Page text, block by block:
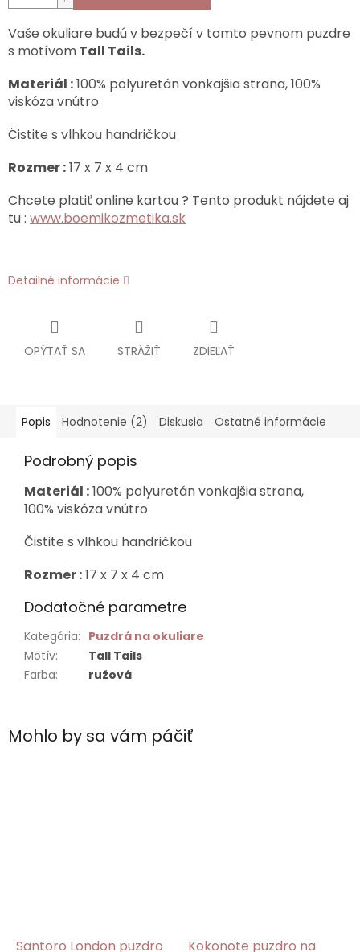
Vaše okuliare budú v bezpečí v tomto pevnom puzdre
s motívomTall Tails.
Materiál :100% polyuretán vonkajšia strana, 100%
viskóza vnútro
Čistite s vlhkou handričkou
Rozmer :17 x 7 x 4 cm
Chcete platiť online kartou ? Tento produkt nájdete aj
tu : www.boemikozmetika.sk
Detailné informácie
OPÝTAŤ SA STRÁŽIŤ ZDIEĽAŤ
Mohlo by sa vám páčiť
Santoro London puzdro Kokonote puzdro na
Popis Hodnotenie (2) Diskusia Ostatné informácie
Podrobný popis
Materiál :100% polyuretán vonkajšia strana,
100% viskóza vnútro
Čistite s vlhkou handričkou
Rozmer :17 x 7 x 4 cm
Dodatočné parametre
Kategória: Puzdrá na okuliare
Motív:
Tall Tails
Farba: ružová